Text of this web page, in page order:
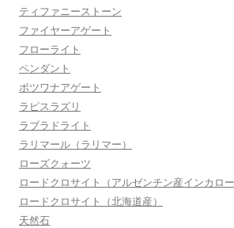
ティファニーストーン
ファイヤーアゲート
フローライト
ペンダント
ボツワナアゲート
ラピスラズリ
ラブラドライト
ラリマール（ラリマー）
ローズクォーツ
ロードクロサイト（アルゼンチン産インカロー
ロードクロサイト（北海道産）
天然石